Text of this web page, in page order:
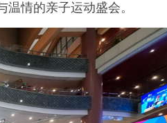
情的亲子运动盛会。